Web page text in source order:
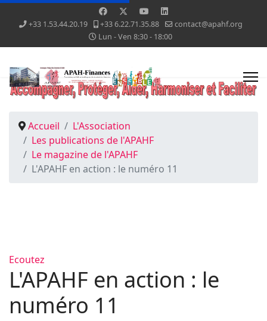
+33 1.53.44.20.19 +33 6.22.71.35.88
contact@apahf.org
Lun - Ven 8:30 - 18:00
Accueil
L'Association
Les publications de l'APAHF
Le magazine de l'APAHF
L'APAHF en action : le numéro 11
Ecoutez
L'APAHF en action : le
numéro 11